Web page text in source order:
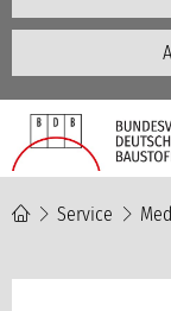
Service